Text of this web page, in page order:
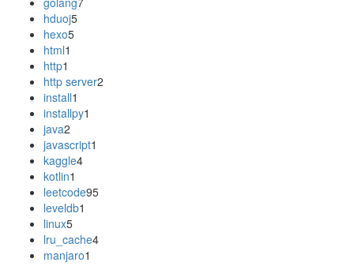
hduoj5
hexo5
html1
http1
http server2
install1
installpy1
java2
javascript1
kaggle4
kotlin1
leetcode95
leveldb1
linux5
lru_cache4
manjaro1